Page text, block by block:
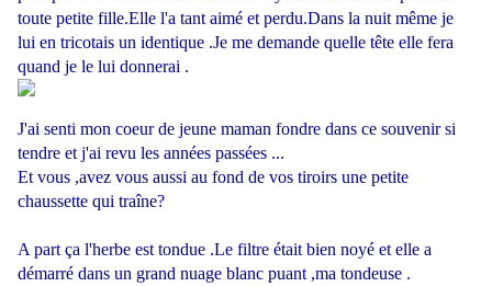
toute petite fille.Elle l'a tant aimé et perdu.Dans la nuit même je
lui en tricotais un identique .Je me demande quelle tête elle fera
quand je le lui donnerai .
J'ai senti mon coeur de jeune maman fondre dans ce souvenir si
tendre et j'ai revu les années passées ...
Et vous ,avez vous aussi au fond de vos tiroirs une petite
chaussette qui traîne?
A part ça l'herbe est tondue .Le filtre était bien noyé et elle a
démarré dans un grand nuage blanc puant ,ma tondeuse .